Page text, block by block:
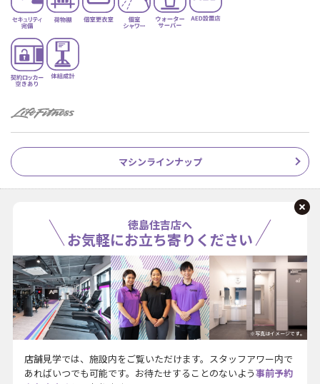
マシンラインナップ
徳島住吉店へ
お気軽にお立ち寄りください
※写真はイメージです。
店舗見学では、施設内をご覧いただけます。スタッフアワー内で
あればいつでも可能です。お待たせすることのないよう事前予約